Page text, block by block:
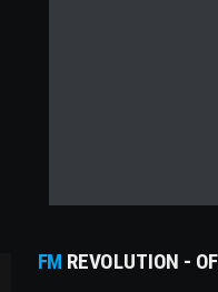
FM REVOLUTION -